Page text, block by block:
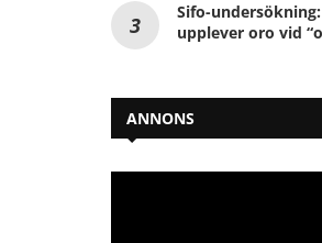
Sifo-
upplever oro vid
ANNONS